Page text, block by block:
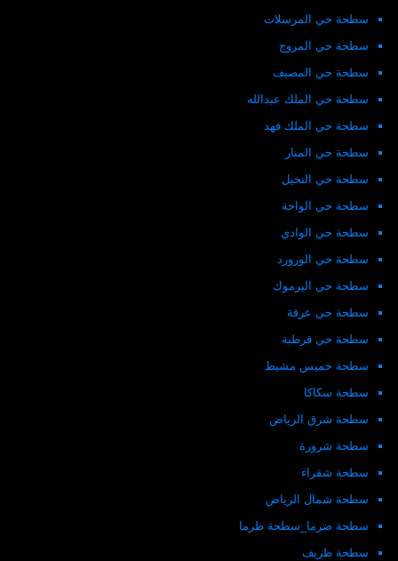
سطحة حي المرسلات
سطحة حي المروج
سطحة حي المصيف
سطحة حي الملك عبدالله
سطحة حي الملك فهد
سطحة حي المنار
سطحة حي النخيل
سطحة حي الواحة
سطحة حي الوادي
سطحة حي الورورد
سطحة حي اليرموك
سطحة حي عرقة
سطحة حي قرطبة
سطحة خميس مشيط
سطحة سكاكا
سطحة شرق الرياض
سطحة شرورة
سطحة شقراء
سطحة شمال الرياض
سطحة ضرما_سطحة ظرما
سطحة طريف